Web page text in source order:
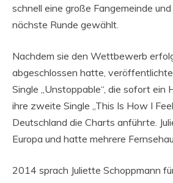
schnell eine große Fangemeinde
nächste Runde gewählt.
Nachdem sie den Wettbewerb
abgeschlossen hatte,
Single „Unstoppable“, die sofort ein
ihre zweite Single „This Is How I
Deutschland die Charts anführte.
Europa und hatte mehrere
2014 sprach Juliette Schoppmann